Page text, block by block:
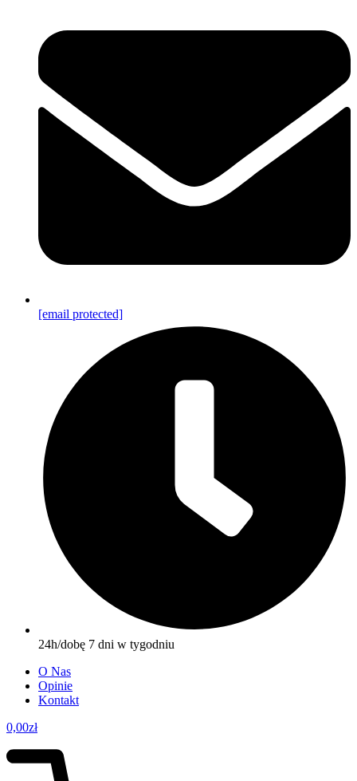
[email protected]
24h/dobę 7 dni w tygodniu
O Nas
Opinie
Kontakt
0,00zł